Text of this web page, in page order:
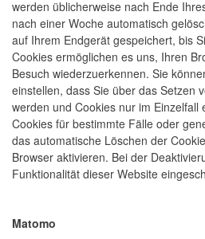
werden üblicherweise nach Ende
nach einer Woche automatisch
auf Ihrem Endgerät gespeichert, bis
Cookies ermöglichen es uns, Ihren
Besuch wiederzuerkennen. Sie
einstellen, dass Sie über das Setzen
werden und Cookies nur im Einzelfall
Cookies für bestimmte Fälle oder
das automatische Löschen der
Browser aktivieren. Bei der
Funktionalität dieser Website
Matomo